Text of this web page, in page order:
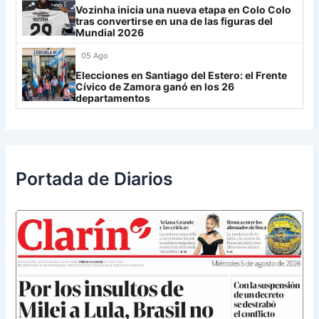
UCV FC
Vozinha inicia una nueva etapa en Colo Colo
tras convertirse en una de las figuras del
Mundial 2026
05 Ago
Elecciones en Santiago del Estero: el Frente
Cívico de Zamora ganó en los 26
departamentos
Portada de Diarios